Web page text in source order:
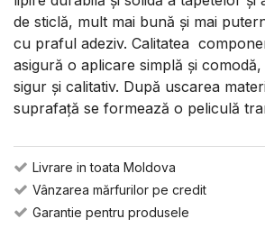
de sticlă, mult mai bună și mai
cu praful adeziv. Calitatea
asigură o aplicare simplă și
sigur și calitativ. După uscarea
suprafață se formează o peliculă
Livrare in toata Moldova
Vânzarea mărfurilor pe credit
Garantie pentru produsele